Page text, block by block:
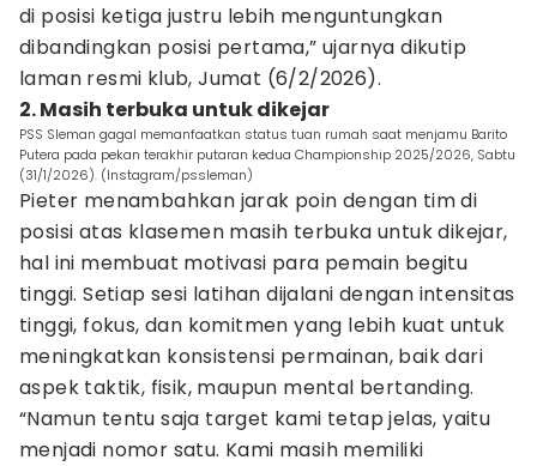
di posisi ketiga justru lebih menguntungkan
dibandingkan posisi pertama,” ujarnya dikutip
laman resmi klub, Jumat (6/2/2026).
2. Masih terbuka untuk dikejar
PSS Sleman gagal memanfaatkan status tuan rumah saat menjamu Barito
Putera pada pekan terakhir putaran kedua Championship 2025/2026, Sabtu
(31/1/2026). (Instagram/pssleman)
Pieter menambahkan jarak poin dengan tim di
posisi atas klasemen masih terbuka untuk dikejar,
hal ini membuat motivasi para pemain begitu
tinggi. Setiap sesi latihan dijalani dengan intensitas
tinggi, fokus, dan komitmen yang lebih kuat untuk
meningkatkan konsistensi permainan, baik dari
aspek taktik, fisik, maupun mental bertanding.
“Namun tentu saja target kami tetap jelas, yaitu
menjadi nomor satu. Kami masih memiliki